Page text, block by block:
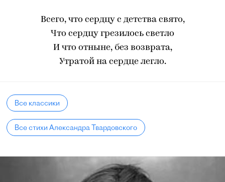
Всего, что сердцу с детства свято,
Что сердцу грезилось светло
И что отныне, без возврата,
Утратой на сердце легло.
Все классики
Все стихи Александра Твардовского